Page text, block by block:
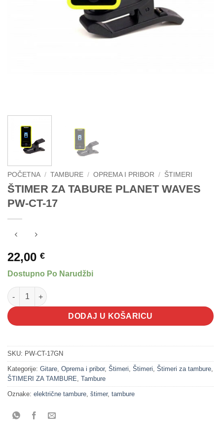
POČETNA / TAMBURE / OPREMA I PRIBOR / ŠTIMERI
ŠTIMER ZA TABURE PLANET WAVES
PW-CT-17
22,00 €
Dostupno Po Narudžbi
ŠTIMER ZA TABURE PLANET WAVES PW-CT-17 količina
DODAJ U KOŠARICU
SKU: PW-CT-17GN
Kategorije: Gitare, Oprema i pribor, Štimeri, Štimeri, Štimeri za tambure,
ŠTIMERI ZA TAMBURE, Tambure
Oznake: električne tambure, štimer, tambure